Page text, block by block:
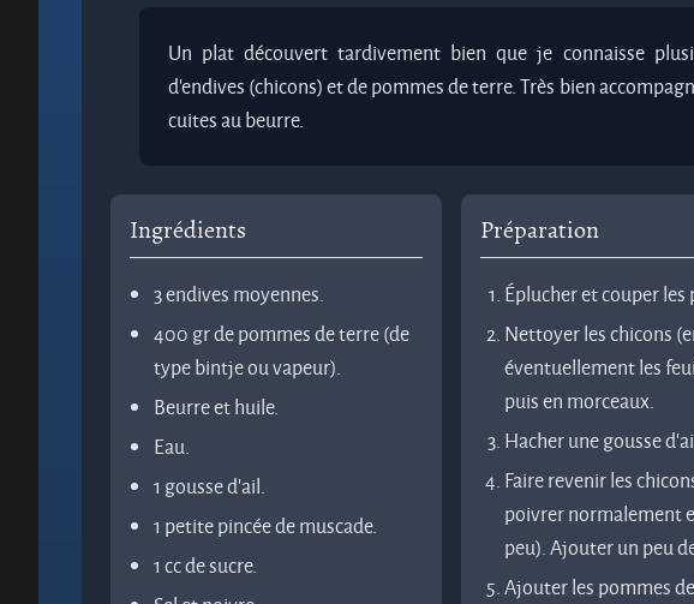
Un plat découvert tardivement bien que je connaisse
d’endives (chicons) et de pommes de terre. Très bien
cuites au beurre.
Ingrédients
3 endives moyennes.
400 gr de pommes de terre (de
type bintje ou vapeur).
Beurre et huile.
Eau.
1 gousse d'ail.
1 petite pincée de muscade.
1 cc de sucre.
Préparation
Éplucher et couper
Nettoyer les chicons
éventuellement les
puis en morceaux.
Hacher une gousse
Faire revenir les
poivrer normalement
peu). Ajouter un peu
Ajouter les pommes